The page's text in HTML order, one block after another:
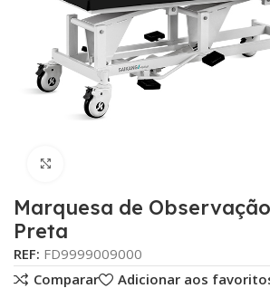
Marquesa de
Preta
REF: FD9999009000
Comparar
Adicionar aos